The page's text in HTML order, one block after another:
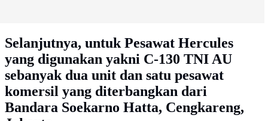
Selanjutnya, untuk Pesawat Hercules
yang digunakan yakni C-130 TNI AU
sebanyak dua unit dan satu pesawat
komersil yang diterbangkan dari
Bandara Soekarno Hatta, Cengkareng,